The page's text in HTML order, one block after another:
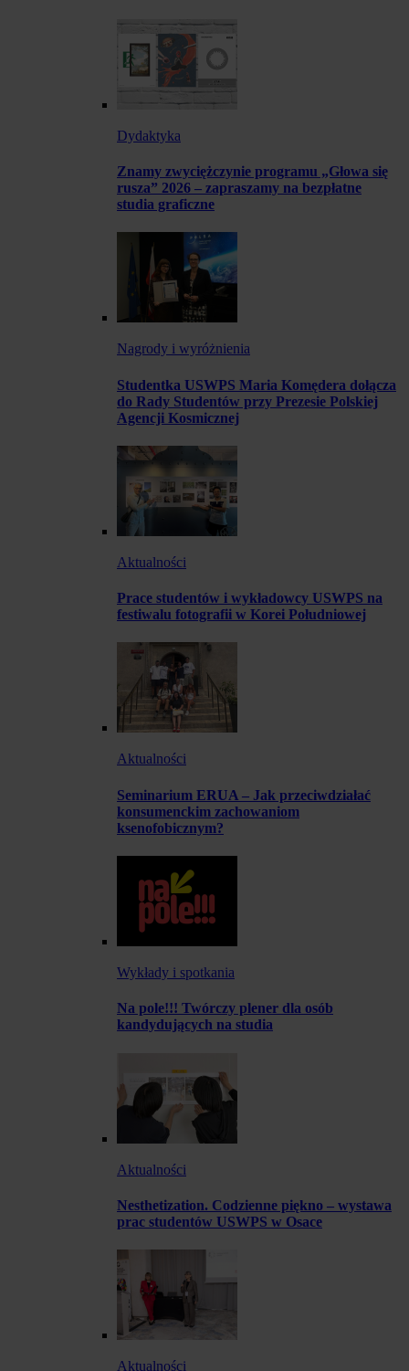
Dydaktyka
Znamy zwyciężczynie programu „Głowa się
rusza” 2026 – zapraszamy na bezpłatne
studia graficzne
Nagrody i wyróżnienia
Studentka USWPS Maria Komędera dołącza
do Rady Studentów przy Prezesie Polskiej
Agencji Kosmicznej
Aktualności
Prace studentów i wykładowcy USWPS na
festiwalu fotografii w Korei Południowej
Aktualności
Seminarium ERUA – Jak przeciwdziałać
konsumenckim zachowaniom
ksenofobicznym?
Wykłady i spotkania
Na pole!!! Twórczy plener dla osób
kandydujących na studia
Aktualności
Nesthetization. Codzienne piękno – wystawa
prac studentów USWPS w Osace
Aktualności